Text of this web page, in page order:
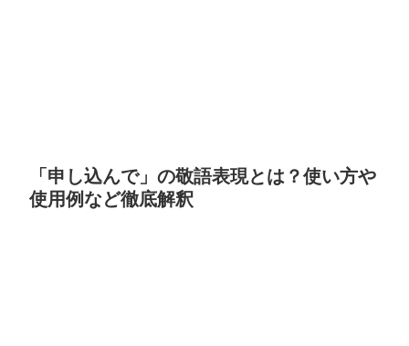
「申し込んで」の敬語表現とは？使い方や
使用例など徹底解釈